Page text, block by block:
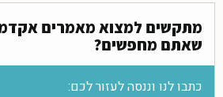
מתקשים למצוא מאמרים
שאתם מחפשים?
כתבו לנו וננסה לעזור לכם: